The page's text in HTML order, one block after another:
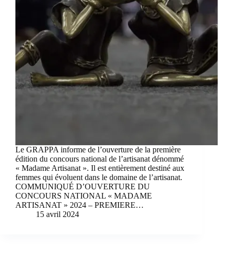
Le GRAPPA informe de l’ouverture de la première
édition du concours national de l’artisanat dénommé
« Madame Artisanat ». Il est entièrement destiné aux
femmes qui évoluent dans le domaine de l’artisanat.
COMMUNIQUÉ D’OUVERTURE DU
CONCOURS NATIONAL « MADAME
ARTISANAT » 2024 – PREMIERE…
15 avril 2024